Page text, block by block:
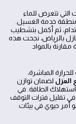
التي تتعرض للماء
خدمة الغسيل.
ثم أكمل بتشطيب
بالرياض، نجحت هذه
زمن التوريد بنحو 20 إلى 30 بالمئة مقارنةً بالمواد
المباشرة،
العزل لضمان توازن
استهلاك الطاقة. في
تقليل فترات التوقف
أمر حيوي في بيئات